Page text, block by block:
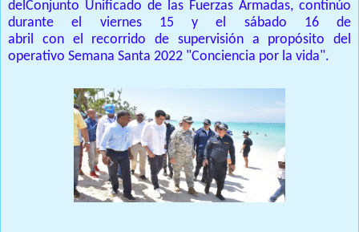
delConjunto Unificado de las Fuerzas Armadas, continúo
durante el viernes 15 yel sábado 16 de
abril
con el recorrido de supervisión a propósito del
operativo Semana Santa 2022 "Conciencia por la vida".